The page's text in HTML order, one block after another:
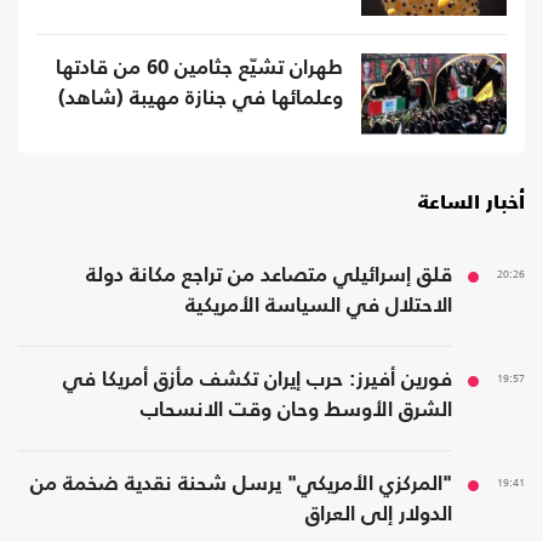
طهران تشيّع جثامين 60 من قادتها
وعلمائها في جنازة مهيبة (شاهد)
أخبار الساعة
20:26
قلق إسرائيلي متصاعد من تراجع مكانة دولة
الاحتلال في السياسة الأمريكية
19:57
فورين أفيرز: حرب إيران تكشف مأزق أمريكا في
الشرق الأوسط وحان وقت الانسحاب
19:41
"المركزي الأمريكي" يرسل شحنة نقدية ضخمة من
الدولار إلى العراق